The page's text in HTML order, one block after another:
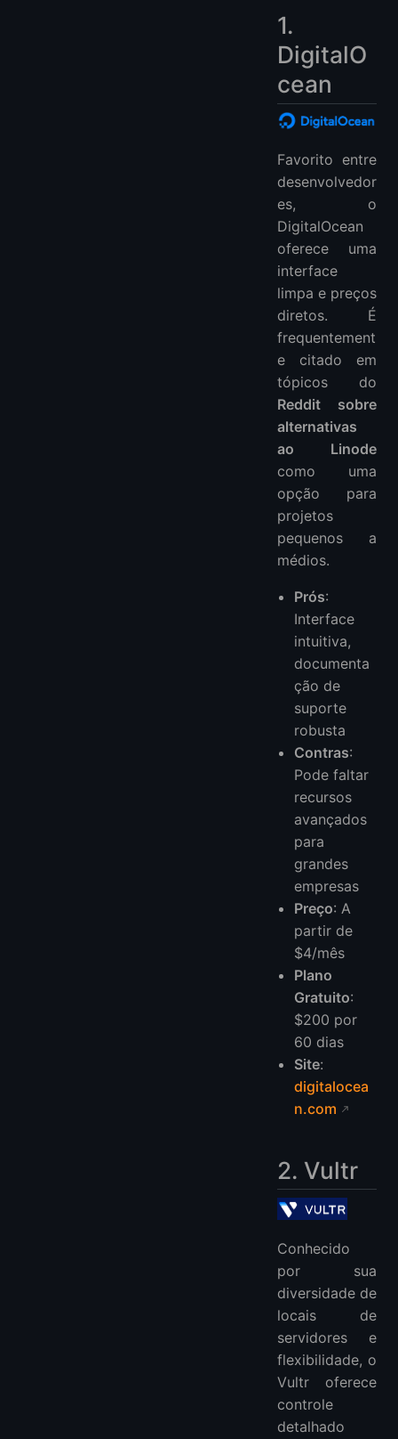
1.
DigitalO
cean
Favorito entre
desenvolvedor
es, o
DigitalOcean
oferece uma
interface
limpa e preços
diretos. É
frequentement
e citado em
tópicos do
Reddit sobre
alternativas
ao Linode
como uma
opção para
projetos
pequenos a
médios.
Prós:
Interface
intuitiva,
documenta
ção de
suporte
robusta
Contras:
Pode faltar
recursos
avançados
para
grandes
empresas
Preço: A
partir de
$4/mês
Plano
Gratuito:
$200 por
60 dias
Site:
digitalocea
n.com
2. Vultr
Conhecido
por sua
diversidade de
locais de
servidores e
flexibilidade, o
Vultr oferece
controle
detalhado